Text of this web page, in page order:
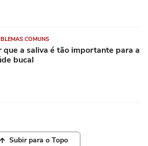
COMUNS
que a saliva é tão importante para a
bucal
Subir para o Topo